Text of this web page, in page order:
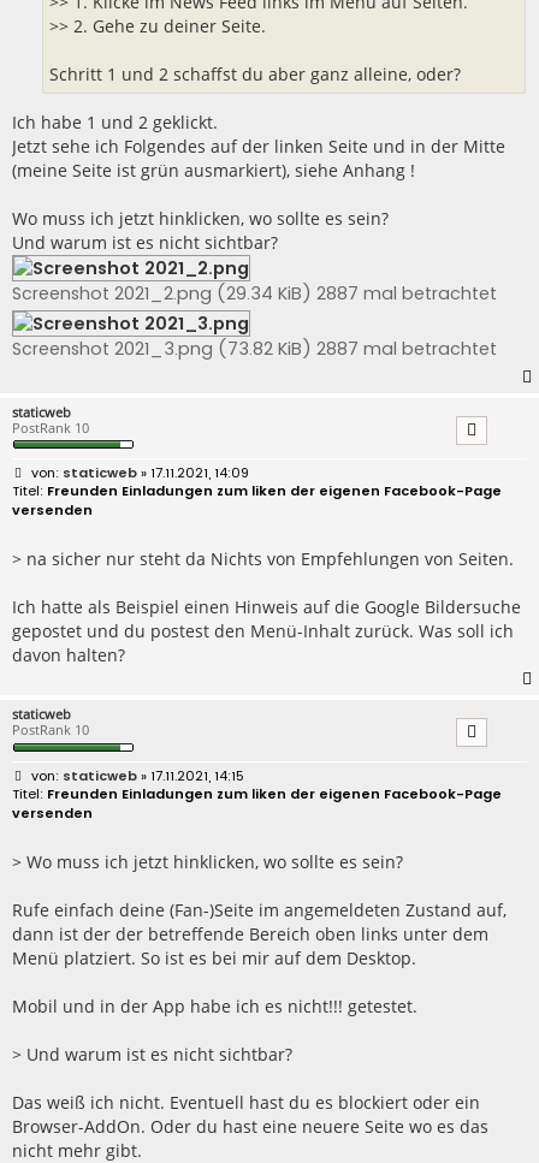
>> 2. Gehe zu deiner Seite.
Schritt 1 und 2 schaffst du aber ganz alleine, oder?
Ich habe 1 und 2 geklickt.
Jetzt sehe ich Folgendes auf der linken Seite und in der Mitte
(meine Seite ist grün ausmarkiert), siehe Anhang !
Wo muss ich jetzt hinklicken, wo sollte es sein?
Und warum ist es nicht sichtbar?
Screenshot 2021_2.png (29.34 KiB) 2887 mal betrachtet
Screenshot 2021_3.png (73.82 KiB) 2887 mal betrachtet
staticweb
PostRank 10
B
e
i
t
g
staticweb» 17.11.2021, 14:09
Freunden Einladungen zum liken der eigenen Facebook-Page
versenden
> na sicher nur steht da Nichts von Empfehlungen von Seiten.
Ich hatte als Beispiel einen Hinweis auf die Google Bildersuche
gepostet und du postest den Menü-Inhalt zurück. Was soll ich
davon halten?
staticweb
PostRank 10
B
e
t
a
g
staticweb» 17.11.2021, 14:15
Freunden Einladungen zum liken der eigenen Facebook-Page
versenden
> Wo muss ich jetzt hinklicken, wo sollte es sein?
Rufe einfach deine (Fan-)Seite im angemeldeten Zustand auf,
dann ist der der betreffende Bereich oben links unter dem
Menü platziert. So ist es bei mir auf dem Desktop.
Mobil und in der App habe ich es nicht!!! getestet.
> Und warum ist es nicht sichtbar?
Das weiß ich nicht. Eventuell hast du es blockiert oder ein
Browser-AddOn. Oder du hast eine neuere Seite wo es das
nicht mehr gibt.